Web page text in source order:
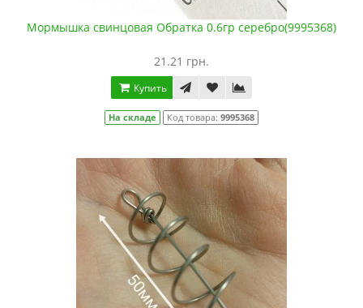
Мормышка свинцовая Обратка 0.6гр серебро(9995368)
21.21 грн.
Купить
На складе Код товара: 9995368